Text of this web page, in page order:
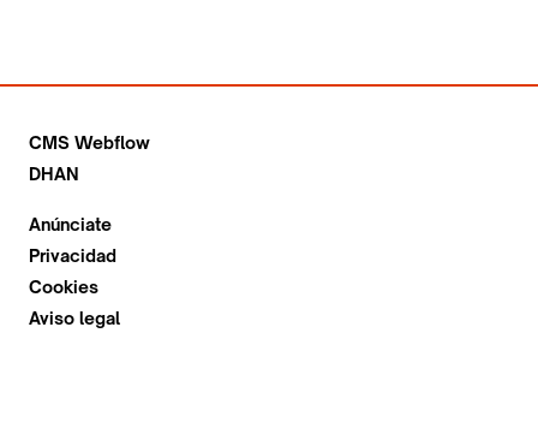
CMS Webflow
DHAN
Anúnciate
Privacidad
Cookies
Aviso legal